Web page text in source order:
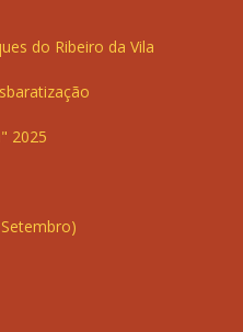
do Ribeiro da Vila
2025